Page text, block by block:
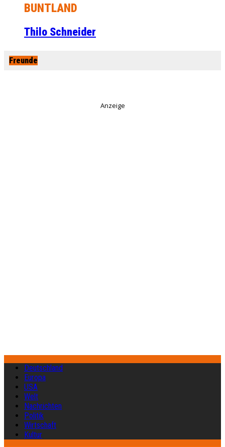
BUNTLAND
Thilo Schneider
Freunde
Anzeige
Deutschland
Europa
USA
Welt
Nachrichten
Politik
Wirtschaft
Kultur